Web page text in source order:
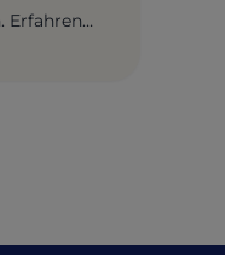
Erfahren